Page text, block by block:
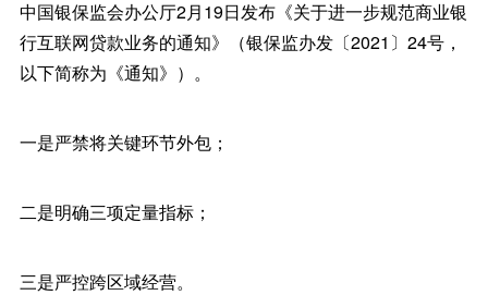
中国银保监会办公厅2月19日发布《关于进一步规范商业银
行互联网贷款业务的通知》（银保监办发〔2021〕24号，
以下简称为《通知》）。
一是严禁将关键环节外包；
二是明确三项定量指标；
三是严控跨区域经营。